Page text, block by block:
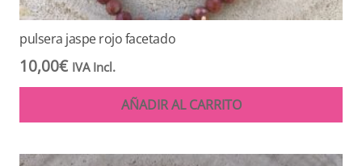
pulsera jaspe rojo facetado
10,00€ IVA Incl.
AÑADIR AL CARRITO